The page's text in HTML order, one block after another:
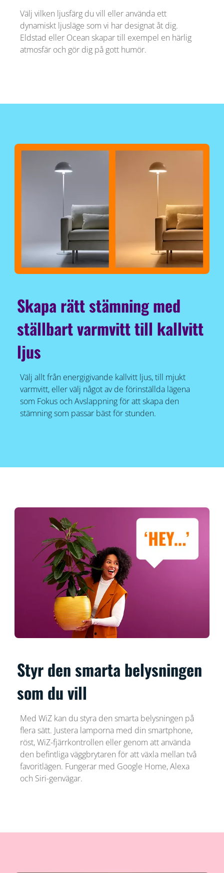
Välj vilken ljusfärg du vill eller använda ett
dynamiskt ljusläge som vi har designat åt dig.
Eldstad eller Ocean skapar till exempel en härlig
atmosfär och gör dig på gott humör.
Skapa rätt stämning med
ställbart varmvitt till kallvitt
ljus
Välj allt från energigivande kallvitt ljus, till mjukt
varmvitt, eller välj något av de förinställda lägena
som Fokus och Avslappning för att skapa den
stämning som passar bäst för stunden.
Styr den smarta belysningen
som du vill
Med WiZ kan du styra den smarta belysningen på
flera sätt. Justera lamporna med din smartphone,
röst, WiZ-fjärrkontrollen eller genom att använda
den befintliga väggbrytaren för att växla mellan två
favoritlägen. Fungerar med Google Home, Alexa
och Siri-genvägar.